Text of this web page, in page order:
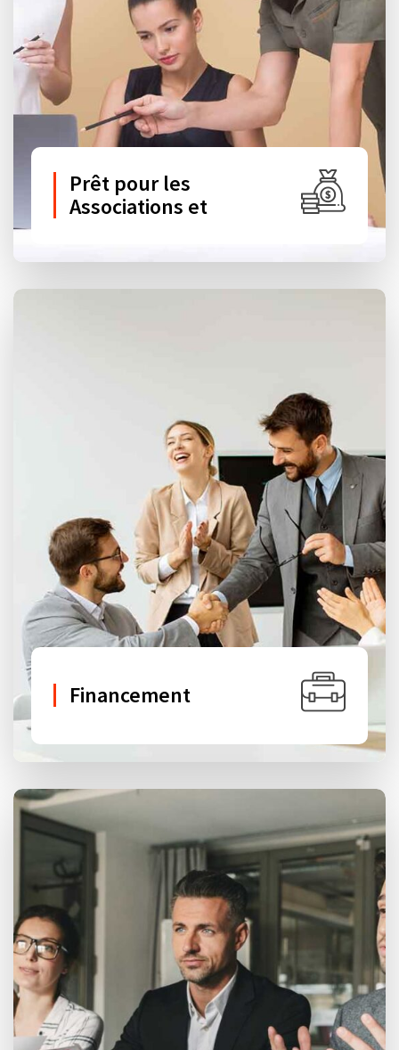
Prêt pour les
Associations et
Financement